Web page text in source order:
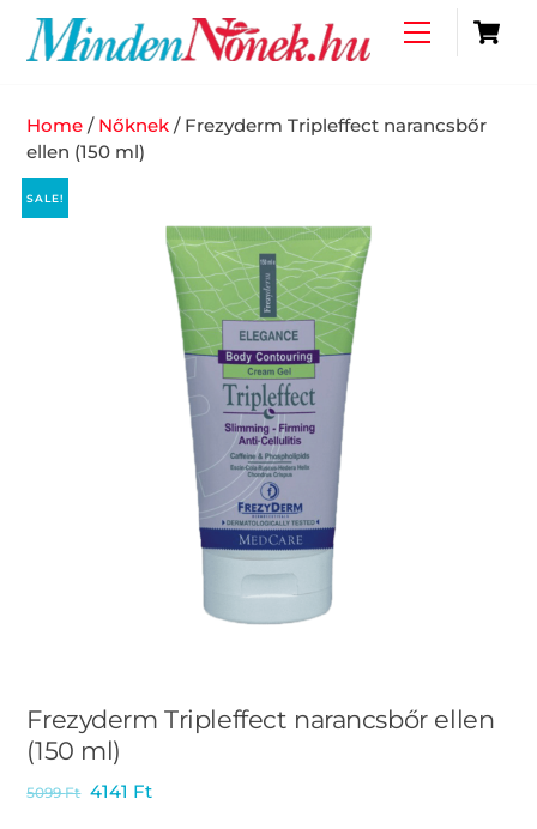
content
Menu
Home / Nőknek / Frezyderm Tripleffect narancsbőr
ellen (150 ml)
SALE!
Frezyderm Tripleffect narancsbőr ellen
(150 ml)
5099Ft 4141 Ft